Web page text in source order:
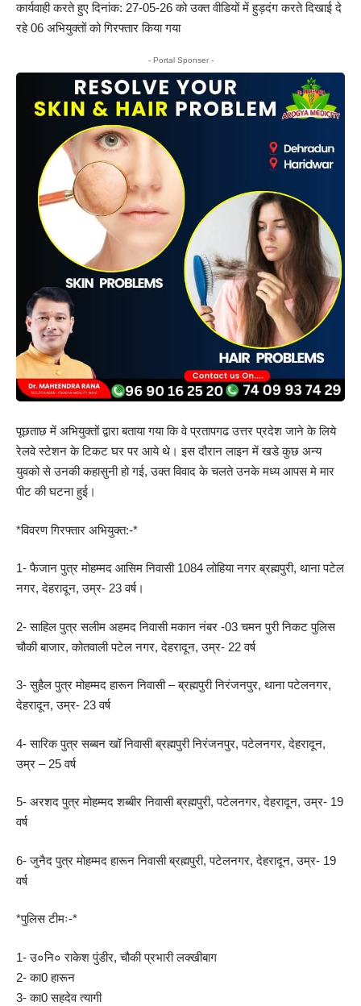
कार्यवाही करते हुए दिनांक: 27-05-26 को उक्त वीडियों में हुड़दंग करते दिखाई दे
रहे 06 अभियुक्तों को गिरफ्तार किया गया
- Portal Sponser -
पूछताछ में अभियुक्तों द्वारा बताया गया कि वे प्रतापगढ उत्तर प्रदेश जाने के लिये
रेलवे स्टेशन के टिकट घर पर आये थे। इस दौरान लाइन में खडे कुछ अन्य
युवको से उनकी कहासुनी हो गई, उक्त विवाद के चलते उनके मध्य आपस मे मार
पीट की घटना हुई।
*विवरण गिरफ्तार अभियुक्त:-*
1- फैजान पुत्र मोहम्मद आसिम निवासी 1084 लोहिया नगर ब्रह्मपुरी, थाना पटेल
नगर, देहरादून, उम्र- 23 वर्ष।
2- साहिल पुत्र सलीम अहमद निवासी मकान नंबर -03 चमन पुरी निकट पुलिस
चौकी बाजार, कोतवाली पटेल नगर, देहरादून, उम्र- 22 वर्ष
3- सुहैल पुत्र मोहम्मद हारून निवासी – ब्रह्मपुरी निरंजनपुर, थाना पटेलनगर,
देहरादून, उम्र- 23 वर्ष
4- सारिक पुत्र सब्बन खॉ निवासी ब्रह्मपुरी निरंजनपुर, पटेलनगर, देहरादून,
उम्र – 25 वर्ष
5- अरशद पुत्र मोहम्मद शब्बीर निवासी ब्रह्मपुरी, पटेलनगर, देहरादून, उम्र- 19
वर्ष
6- जुनैद पुत्र मोहम्मद हारून निवासी ब्रह्मपुरी, पटेलनगर, देहरादून, उम्र- 19
वर्ष
*पुलिस टीमः-*
1- उ०नि० राकेश पुंडीर, चौकी प्रभारी लक्खीबाग
2- का0 हारून
3- का0 सहदेव त्यागी